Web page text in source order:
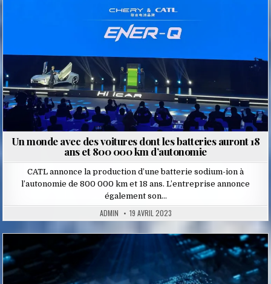
Un monde avec des voitures dont les batteries auront 18
ans et 800 000 km d’autonomie
CATL annonce la production d’une batterie sodium-ion à
l’autonomie de 800 000 km et 18 ans. L’entreprise annonce
également son…
ADMIN 19 AVRIL 2023
in